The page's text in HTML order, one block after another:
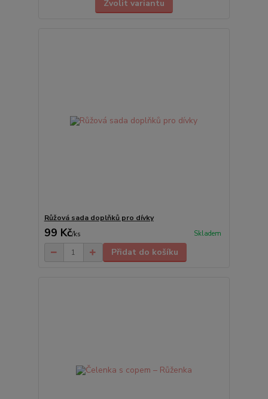
Zvolit variantu
Růžová sada doplňků pro dívky
99 Kč/ks Skladem
Přidat do košíku